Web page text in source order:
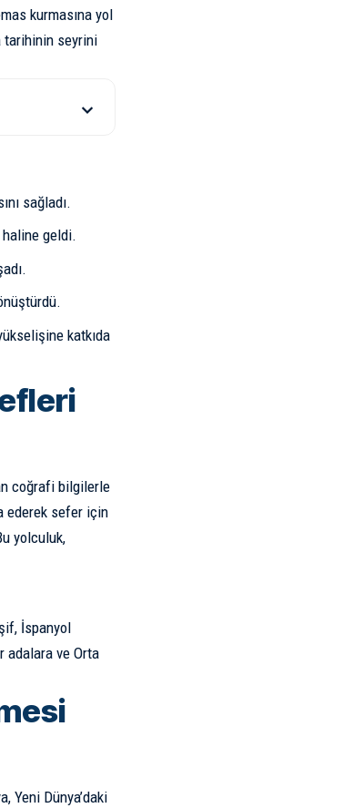
kurmasına yol
tarihinin seyrini
sağladı.
geldi.
katkıda
coğrafi bilgilerle
ederek sefer için
yolculuk,
İspanyol
adalara ve Orta
Yeni Dünya’daki